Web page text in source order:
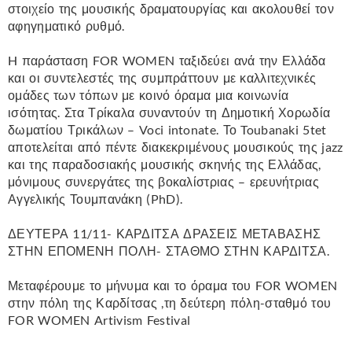
στοιχείο της μουσικής δραματουργίας και ακολουθεί τον
αφηγηματικό ρυθμό.
H παράσταση FOR WOMEN ταξιδεύει ανά την Ελλάδα
και οι συντελεστές της συμπράττουν με καλλιτεχνικές
ομάδες των τόπων με κοινό όραμα μια κοινωνία
ισότητας. Στα Τρίκαλα συναντούν τη Δημοτική Χορωδία
δωματίου Τρικάλων – Voci intonate. Το Toubanaki 5tet
αποτελείται από πέντε διακεκριμένους μουσικούς της jazz
και της παραδοσιακής μουσικής σκηνής της Ελλάδας,
μόνιμους συνεργάτες της βοκαλίστριας – ερευνήτριας
Αγγελικής Τουμπανάκη (PhD).
ΔΕΥΤΕΡΑ 11/11- ΚΑΡΔΙΤΣΑ ΔΡΑΣΕΙΣ ΜΕΤΑΒΑΣΗΣ
ΣΤΗΝ ΕΠΟΜΕΝΗ ΠΟΛΗ- ΣΤΑΘΜΟ ΣΤΗΝ ΚΑΡΔΙΤΣΑ.
Μεταφέρουμε το μήνυμα και το όραμα του FOR WOMEN
στην πόλη της Καρδίτσας ,τη δεύτερη πόλη-σταθμό του
FOR WOMEN Artivism Festival